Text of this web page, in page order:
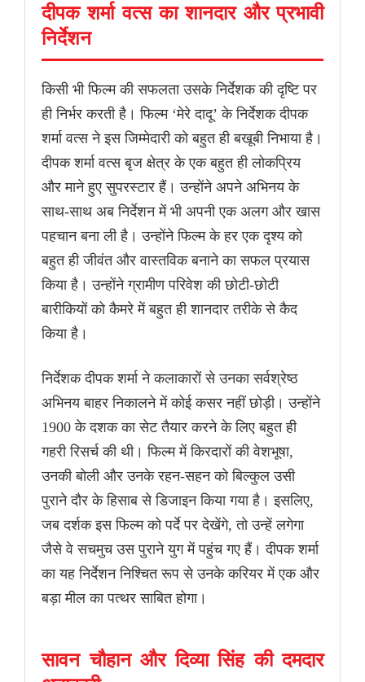
दीपक शर्मा वत्स का शानदार और प्रभावी
निर्देशन
किसी भी फिल्म की सफलता उसके निर्देशक की दृष्टि पर
ही निर्भर करती है। फिल्म ‘मेरे दादू’ के निर्देशक दीपक
शर्मा वत्स ने इस जिम्मेदारी को बहुत ही बखूबी निभाया है।
दीपक शर्मा वत्स बृज क्षेत्र के एक बहुत ही लोकप्रिय
और माने हुए सुपरस्टार हैं। उन्होंने अपने अभिनय के
साथ-साथ अब निर्देशन में भी अपनी एक अलग और खास
पहचान बना ली है। उन्होंने फिल्म के हर एक दृश्य को
बहुत ही जीवंत और वास्तविक बनाने का सफल प्रयास
किया है। उन्होंने ग्रामीण परिवेश की छोटी-छोटी
बारीकियों को कैमरे में बहुत ही शानदार तरीके से कैद
किया है।
निर्देशक दीपक शर्मा ने कलाकारों से उनका सर्वश्रेष्ठ
अभिनय बाहर निकालने में कोई कसर नहीं छोड़ी। उन्होंने
1900 के दशक का सेट तैयार करने के लिए बहुत ही
गहरी रिसर्च की थी। फिल्म में किरदारों की वेशभूषा,
उनकी बोली और उनके रहन-सहन को बिल्कुल उसी
पुराने दौर के हिसाब से डिजाइन किया गया है। इसलिए,
जब दर्शक इस फिल्म को पर्दे पर देखेंगे, तो उन्हें लगेगा
जैसे वे सचमुच उस पुराने युग में पहुंच गए हैं। दीपक शर्मा
का यह निर्देशन निश्चित रूप से उनके करियर में एक और
बड़ा मील का पत्थर साबित होगा।
सावन चौहान और दिव्या सिंह की दमदार